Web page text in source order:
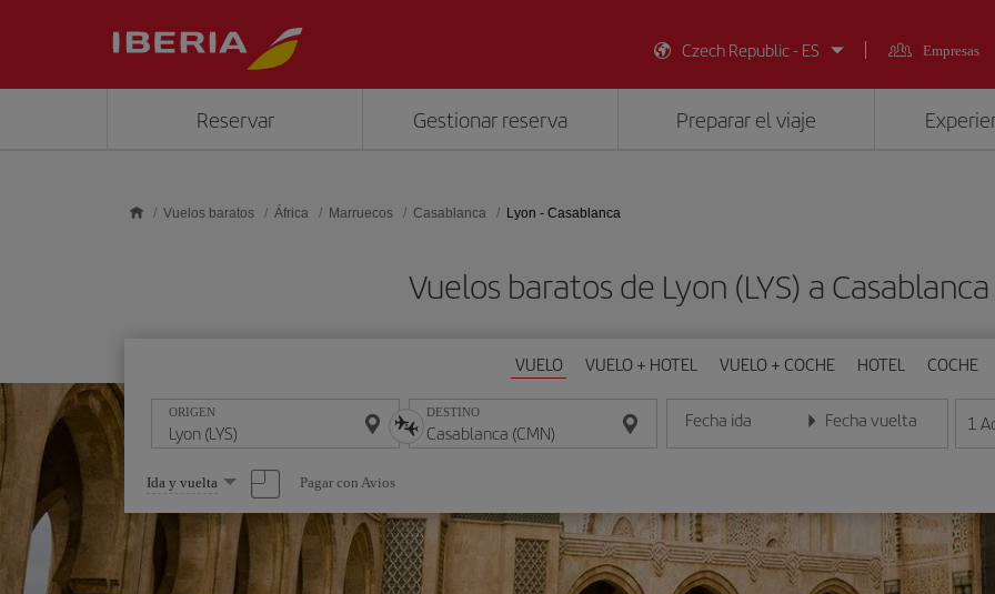
Czech Republic - ES
Empresas
Reservar Gestionar reserva Preparar el viaje
Vuelos baratos África Marruecos Casablanca Lyon - Casablanca
Vuelos baratos de Lyon (LYS) a
VUELO VUELO + HOTEL VUELO + COCHE HOTEL COCHE
ORIGEN DESTINO Fecha ida
Introduce la fecha en formato día/mes/año
Fecha vuelta
Introduce la fecha en 1
Seleccione
una
opción
Ida y vuelta Pagar con Avios